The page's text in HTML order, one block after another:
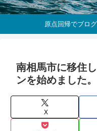
原点回帰でブロ
南相馬市に移住
ンを始めました。
X